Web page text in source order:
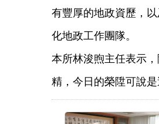
有豐厚的地政資歷，
化地政工作團隊。
本所林浚煦主任表示
精，今日的榮陞可說